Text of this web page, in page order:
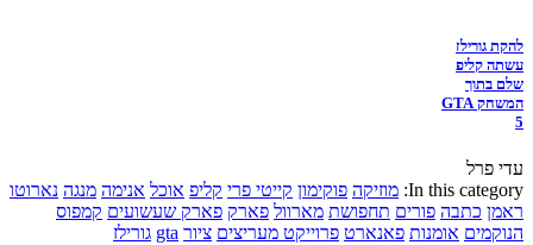
להקת גורילז
עשתה קליפ
שלם בתוך
המשחק GTA
5
עדי פרל
In this category: מוזיקה פוקימון קייטי פרי קליפ אוכל אנימה מנגה נארוטו
ראמן כתבה פורים תחפושת מארוול פארק פארק שעשועים קמפוס
הנוקמים אומנות פאנארט פרוייקט מעריצים ציור gta גורילז